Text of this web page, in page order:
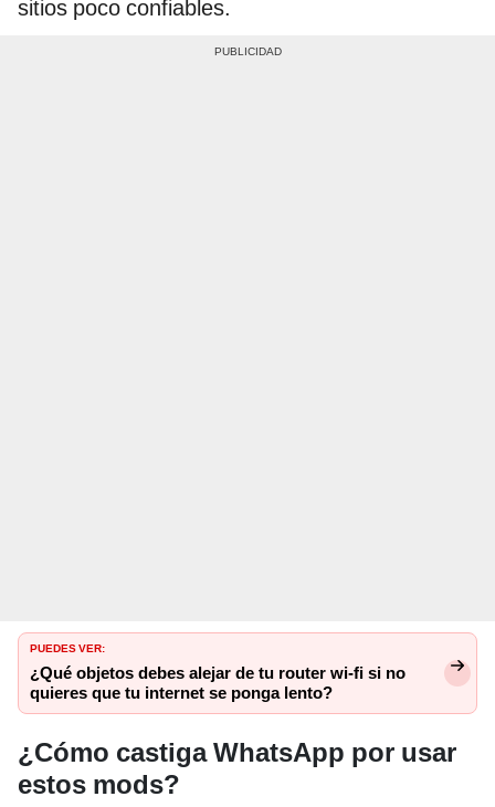
sitios poco confiables.
PUEDES VER:
¿Qué objetos debes alejar de tu router wi-fi si no
quieres que tu internet se ponga lento?
¿Cómo castiga WhatsApp por usar
estos mods?